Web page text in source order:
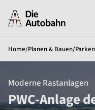
Home/Planen & Bauen/
Moderne Rastanlagen
PWC-Anlage